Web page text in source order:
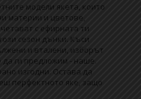
модели якета, които
материи и цветове,
с ефирната ти
сезон дънки. Къси
и вталени, изборът
да ги предложим - наше.
изгодни. Остава да
перфектното яке, защо